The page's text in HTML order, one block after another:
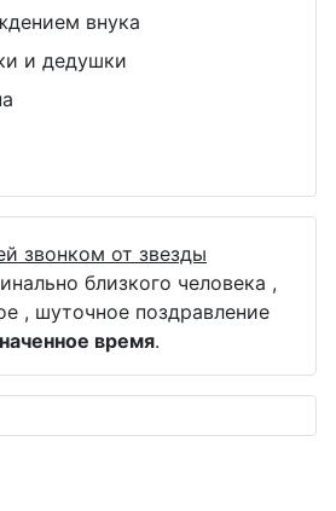
внука
и дедушки
близкого человека ,
, шуточное поздравление
время.